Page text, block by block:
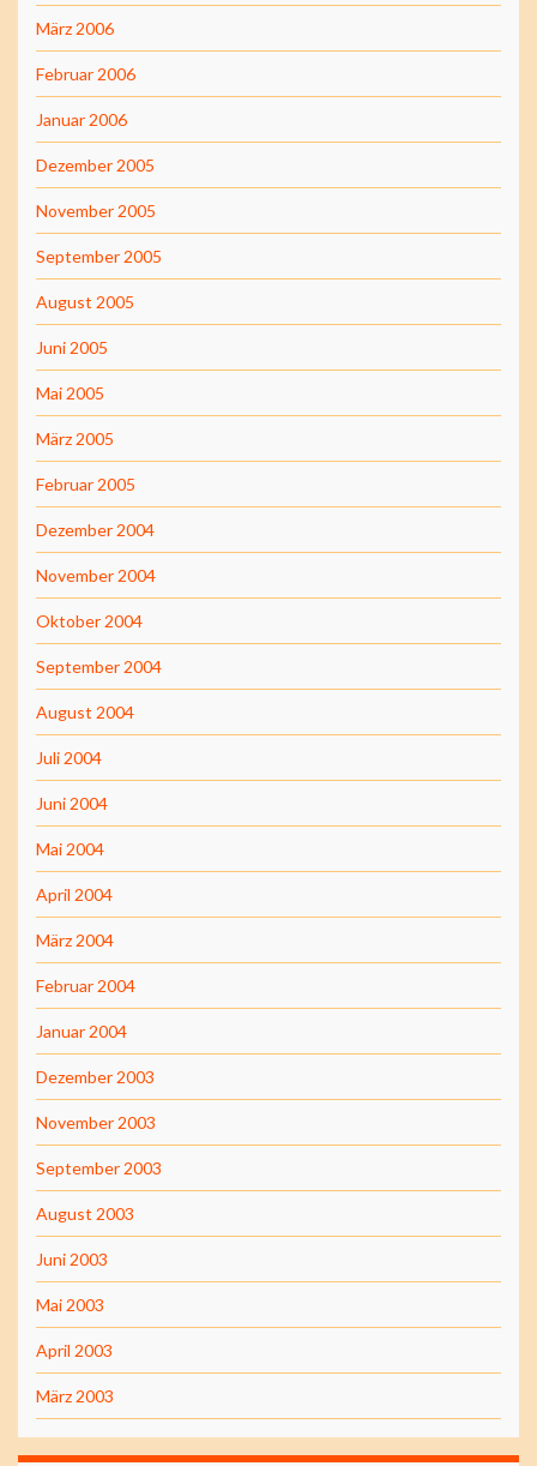
März 2006
Februar 2006
Januar 2006
Dezember 2005
November 2005
September 2005
August 2005
Juni 2005
Mai 2005
März 2005
Februar 2005
Dezember 2004
November 2004
Oktober 2004
September 2004
August 2004
Juli 2004
Juni 2004
Mai 2004
April 2004
März 2004
Februar 2004
Januar 2004
Dezember 2003
November 2003
September 2003
August 2003
Juni 2003
Mai 2003
April 2003
März 2003